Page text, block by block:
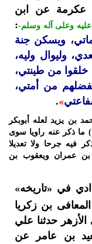
عكرمة عن ابن
وعلى آله وسلم-:
ويسكن جنة
وليوال وليه،
خلقوا من طينتي،
من أمتي،
»
.
بن يزيد لعله أبوبكر
النرسي، وترجمته في «تاريخ بغداد» (ج5 ص120) ما ذكر عنه راويا سوى
فيه جرحا ولا تعديلا
بن عمران ويعقوب بن
في «تاريخه»
المعافى بن زكريا
حدثنا علي
بن عامر عن